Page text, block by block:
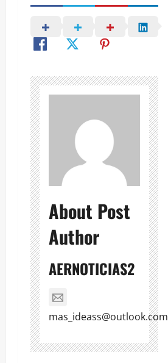
About Post
Author
AERNOTICIAS2
mas_ideass@outlook.com